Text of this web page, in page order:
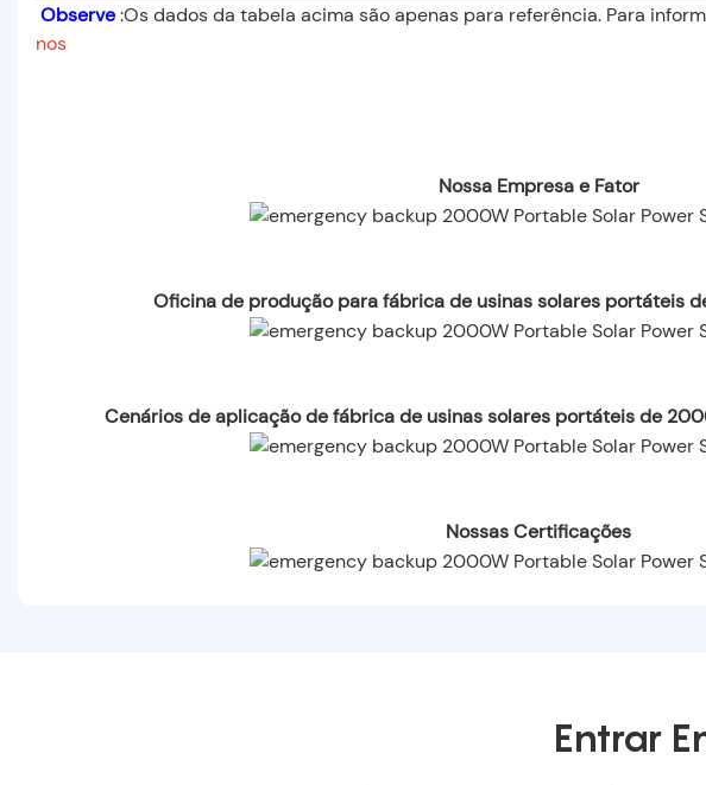
Observe:Os dados da tabela acima são apenas para referência. Para
nos
Nossa Empresa e Fator
Oficina de produção para fábrica de usinas solares portáteis
Cenários de aplicação de fábrica de usinas solares portáteis de
Nossas Certificações
Entrar